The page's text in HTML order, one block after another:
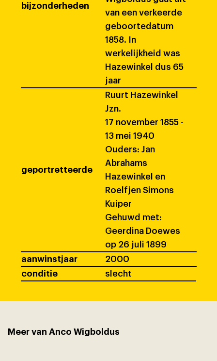
bijzonderheden
van een verkeerde
geboortedatum
1858. In
werkelijkheid was
Hazewinkel dus 65
jaar
geportretteerde
Ruurt Hazewinkel
Jzn.
17 november 1855 -
13 mei 1940
Ouders: Jan
Abrahams
Hazewinkel en
Roelfjen Simons
Kuiper
Gehuwd met:
Geerdina Doewes
op 26 juli 1899
aanwinstjaar
2000
conditie
slecht
Meer van Anco Wigboldus